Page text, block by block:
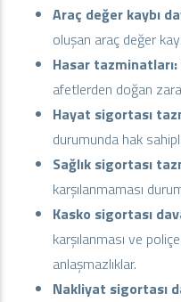
Araç değer kaybı
oluşan araç değer
Hasar tazminatları:
afetlerden doğan
Hayat sigortası
durumunda hak
Sağlık sigortası
karşılanmaması
Kasko sigortası
karşılanması ve
anlaşmazlıklar.
Nakliyat sigortası